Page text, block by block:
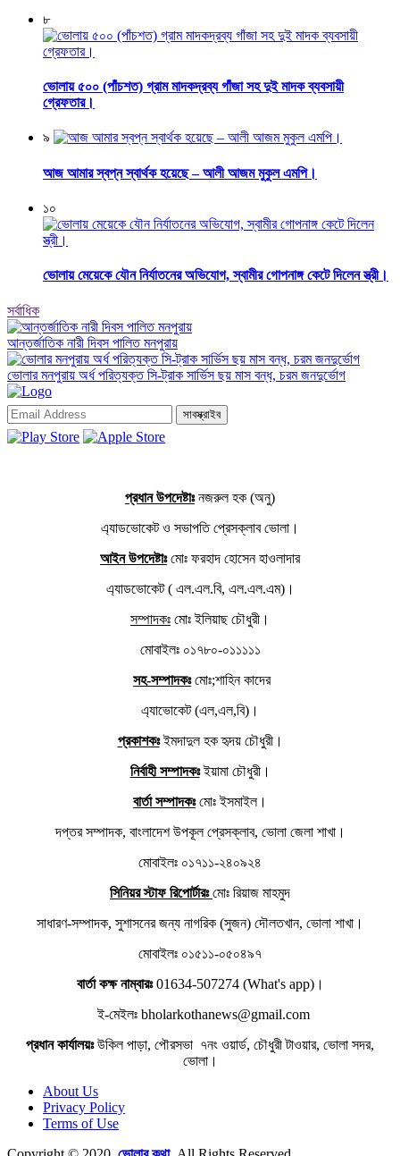
৮
ভোলায় ৫০০ (পাঁচশত) গ্রাম মাদকদ্রব্য গাঁজা সহ দুই মাদক ব্যবসায়ী
গ্রেফতার।
৯
আজ আমার স্বপ্ন স্বার্থক হয়েছে – আলী আজম মুকুল এমপি।
১০
ভোলায় মেয়েকে যৌন নির্যাতনের অভিযোগ, স্বামীর গোপনাঙ্গ কেটে দিলেন স্ত্রী।
সর্বাধিক
আন্তর্জাতিক নারী দিবস পালিত মনপুরায়
ভোলার মনপুরায় অর্ধ পরিত্যক্ত সি-ট্রাক সার্ভিস ছয় মাস বন্ধ, চরম জনদুর্ভোগ
সাবস্ক্রাইব
প্রধান উপদেষ্টাঃনজরুল হক (অনু)
এ্যাডভোকেট ও সভাপতি প্রেসক্লাব ভোলা।
আইন উপদেষ্টাঃমোঃ ফরহাদ হোসেন হাওলাদার
এ্যাডভোকেট ( এল.এল.বি, এল.এল.এম)।
সম্পাদকঃ মোঃ ইলিয়াছ চৌধুরী।
মোবাইলঃ ০১৭৮০-০১১১১১
সহ-সম্পাদকঃমোঃ;শাহিন কাদের
এ্যাভোকেট (এল,এল,বি)।
প্রকাশকঃইমদাদুল হক হৃদয় চৌধুরী।
নির্বাহী সম্পাদকঃইয়ামা চৌধুরী।
বার্তা সম্পাদকঃমোঃ ইসমাইল।
দপ্তর সম্পাদক, বাংলাদেশ উপকূল প্রেসক্লাব, ভোলা জেলা শাখা।
মোবাইলঃ ০১৭১১-২৪০৯২৪
সিনিয়র স্টাফ রিপোর্টারঃমোঃ রিয়াজ মাহমুদ
সাধারণ-সম্পাদক, সুশাসনের জন্য নাগরিক (সুজন) দৌলতখান, ভোলা শাখা।
মোবাইলঃ ০১৫১১-০৫০৪৯৭
বার্তা কক্ষ নাম্বারঃ01634-507274 (What's app)।
ই-মেইলঃ bholarkothanews@gmail.com
প্রধান কার্যালয়ঃউকিল পাড়া, পৌরসভা ৭নং ওয়ার্ড, চৌধুরী টাওয়ার, ভোলা সদর,
ভোলা।
About Us
Privacy Policy
Terms of Use